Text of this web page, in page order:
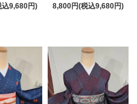
9,680円)
8,800円(税込9,680円)